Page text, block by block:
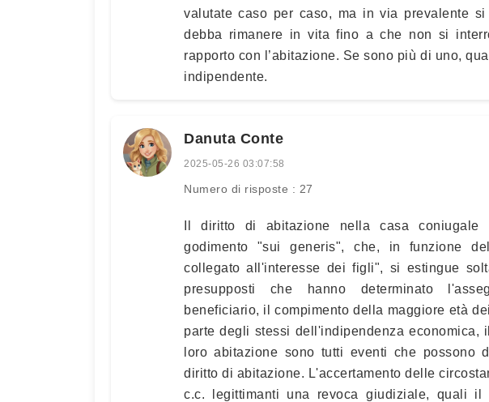
valutate caso per caso, ma in via prevalente si
debba rimanere in vita fino a che non si
rapporto con l’abitazione. Se sono più di uno,
indipendente.
Danuta Conte
2025-05-26 03:07:58
Numero di risposte : 27
Il diritto di abitazione nella casa
godimento "sui generis", che, in funzione
collegato all'interesse dei figli", si estingue
presupposti che hanno determinato
beneficiario, il compimento della maggiore età
parte degli stessi dell'indipendenza economica,
loro abitazione sono tutti eventi che possono
diritto di abitazione. L'accertamento delle
c.c. legittimanti una revoca giudiziale, quali il